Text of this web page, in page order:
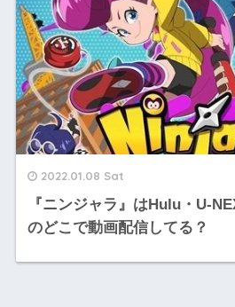
2022.01.08 Sat
『ニンジャラ』はHulu・U-
のどこで動画配信してる？